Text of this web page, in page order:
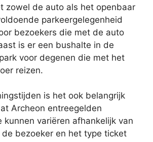
zowel de auto als het openbaar
parkeergelegenheid
bezoekers die met de auto
is er een bushalte in de
voor degenen die met het
reizen.
is het ook belangrijk
Archeon entreegelden
kunnen variëren afhankelijk van
bezoeker en het type ticket